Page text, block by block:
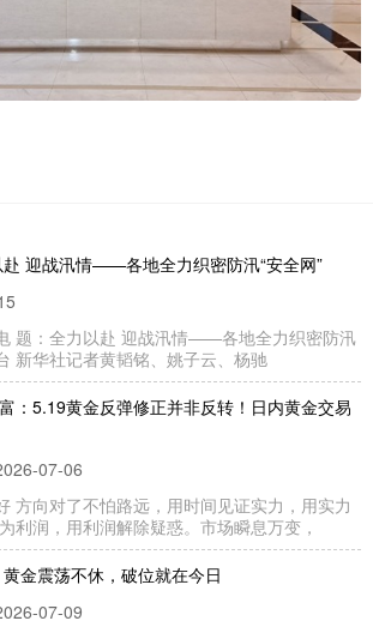
迎战汛情——各地全力织密防汛“安全网”
题：全力以赴 迎战汛情——各地全力织密防汛
新华社记者黄韬铭、姚子云、杨驰
：5.19黄金反弹修正并非反转！日内黄金交易
07-06
方向对了不怕路远，用时间见证实力，用实力
利润，用利润解除疑惑。市场瞬息万变，
金震荡不休，破位就在今日
07-09